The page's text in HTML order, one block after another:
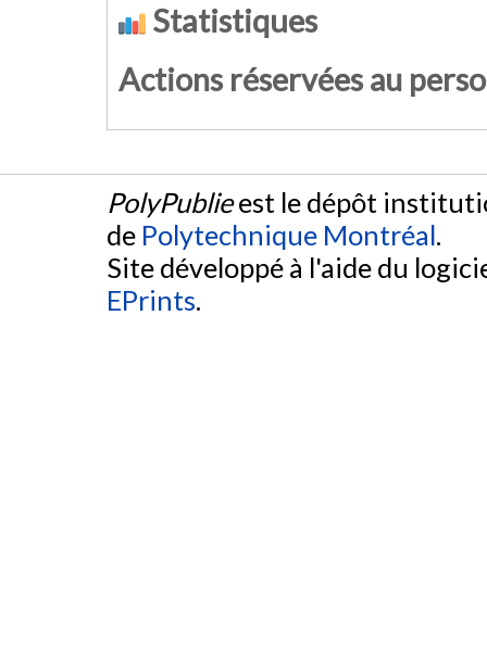
Statistiques
Actions réservées au
PolyPublieest le dépôt
de Polytechnique Montréal.
Site développé à l'aide du
EPrints.